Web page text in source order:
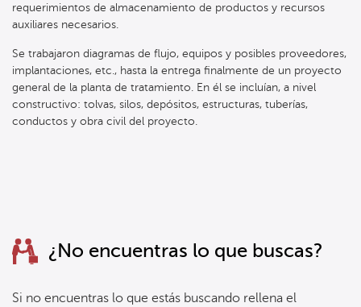
requerimientos de almacenamiento de productos y recursos
auxiliares necesarios.
Se trabajaron diagramas de flujo, equipos y posibles proveedores,
implantaciones, etc., hasta la entrega finalmente de un proyecto
general de la planta de tratamiento. En él se incluían, a nivel
constructivo: tolvas, silos, depósitos, estructuras, tuberías,
conductos y obra civil del proyecto.
¿No encuentras lo que buscas?
Si no encuentras lo que estás buscando rellena el